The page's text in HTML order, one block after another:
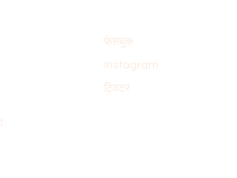
फेसबुक
Instagram
ट्विटर